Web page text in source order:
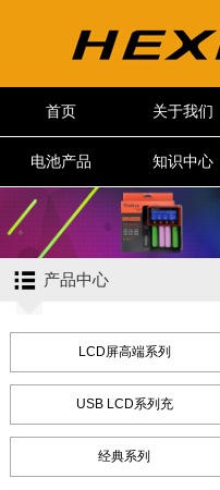
首页 关于我们
电池产品 知识中心
产品中心
LCD屏高端系列
USB LCD系列充
经典系列